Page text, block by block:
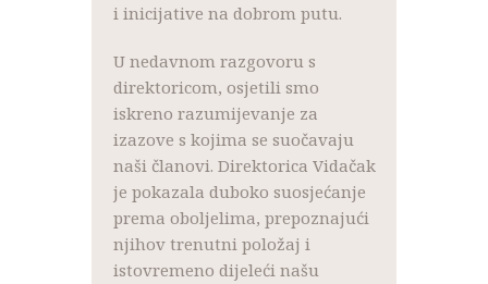
i inicijative na dobrom putu.
U nedavnom razgovoru s
direktoricom, osjetili smo
iskreno razumijevanje za
izazove s kojima se suočavaju
naši članovi. Direktorica Vidačak
je pokazala duboko suosjećanje
prema oboljelima, prepoznajući
njihov trenutni položaj i
istovremeno dijeleći našu